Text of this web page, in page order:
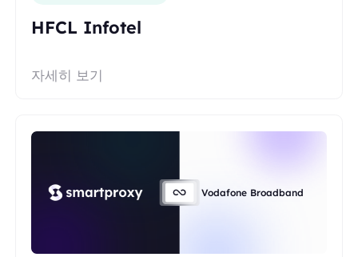
HFCL Infotel
자세히 보기
Vodafone Broadband